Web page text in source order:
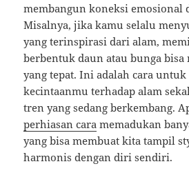
membangun koneksi emosional
Misalnya, jika kamu selalu
yang terinspirasi dari alam,
berbentuk daun atau bunga
yang tepat. Ini adalah cara
kecintaanmu terhadap alam
tren yang sedang berkembang.
perhiasan cara memadukan
yang bisa membuat kita tampil
harmonis dengan diri sendiri.